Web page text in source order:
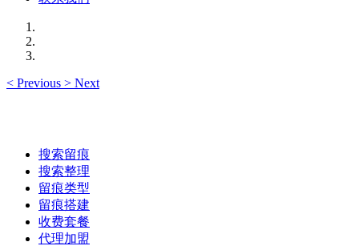
< Previous > Next
搜索留痕
搜索整理
留痕类型
留痕搭建
收费套餐
代理加盟